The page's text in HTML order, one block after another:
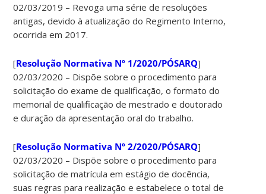
02/03/2019 – Revoga uma série de resoluções
antigas, devido à atualização do Regimento Interno,
ocorrida em 2017.
[Resolução Normativa Nº 1/2020/PÓSARQ]
02/03/2020 – Dispõe sobre o procedimento para
solicitação do exame de qualificação, o formato do
memorial de qualificação de mestrado e doutorado
e duração da apresentação oral do trabalho.
[Resolução Normativa Nº 2/2020/PÓSARQ]
02/03/2020 – Dispõe sobre o procedimento para
solicitação de matrícula em estágio de docência,
suas regras para realização e estabelece o total de